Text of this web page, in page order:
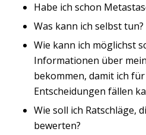
Habe ich schon
Was kann ich selbst tun?
Wie kann ich möglichst
Informationen über
bekommen, damit ich
Entscheidungen fällen
Wie soll ich Ratschläge,
bewerten?